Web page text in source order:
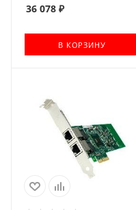
2X10G-RJ45) (842419)
36 078 ₽
В КОРЗИНУ